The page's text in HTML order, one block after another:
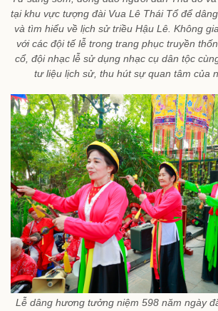
tại khu vực tượng đài Vua Lê Thái Tổ để
và tìm hiểu về lịch sử triều Hậu Lê. Không
với các đội tế lễ trong trang phục truyền
cổ, đội nhạc lễ sử dụng nhạc cụ dân tộc
tư liệu lịch sử, thu hút sự quan tâm của
Lễ dâng hương tưởng niệm 598 năm ngày